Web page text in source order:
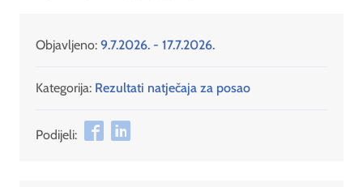
Objavljeno: 9.7.2026. - 17.7.2026.
Kategorija: Rezultati natječaja za posao
Podijeli: